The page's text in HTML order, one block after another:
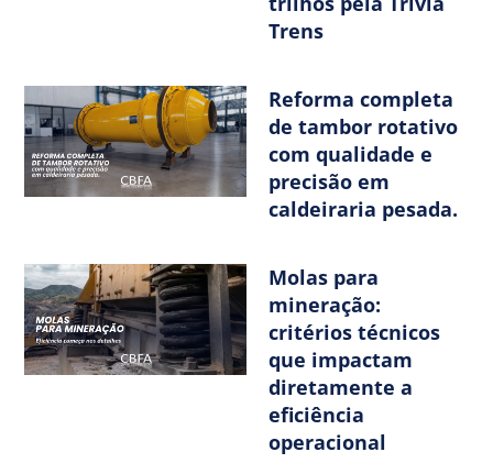
Trens
Reforma completa
de tambor rotativo
com qualidade e
precisão em
caldeiraria pesada.
Molas para
mineração:
critérios técnicos
que impactam
diretamente a
eficiência
operacional